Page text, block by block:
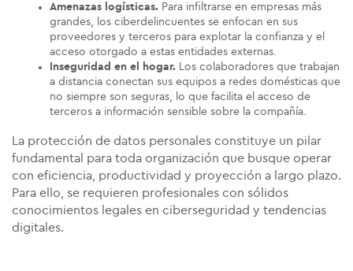
Amenazas logísticas. Para infiltrarse en empresas más
grandes, los ciberdelincuentes se enfocan en sus
proveedores y terceros para explotar la confianza y el
acceso otorgado a estas entidades externas.
Inseguridad en el hogar. Los colaboradores que trabajan
a distancia conectan sus equipos a redes domésticas que
no siempre son seguras, lo que facilita el acceso de
terceros a información sensible sobre la compañía.
La protección de datos personales constituye un pilar
fundamental para toda organización que busque operar
con eficiencia, productividad y proyección a largo plazo.
Para ello, se requieren profesionales con sólidos
conocimientos legales en ciberseguridad y tendencias
digitales.